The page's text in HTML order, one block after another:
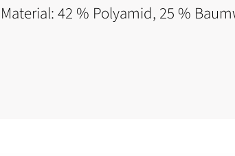
Material: 42 % Polyamid, 25 %